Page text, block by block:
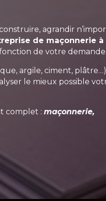
agrandir
de maçonnerie à
de votre demande.
argile, ciment,
le mieux possible
complet : maçonnerie,